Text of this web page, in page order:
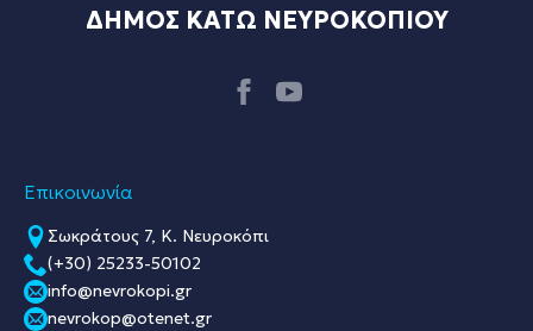
ΔΗΜΟΣ ΚΑΤΩ ΝΕΥΡΟΚΟΠΙΟΥ
Επικοινωνία
Σωκράτους 7, Κ. Νευροκόπι
(+30) 25233-50102
info@nevrokopi.gr
nevrokop@otenet.gr